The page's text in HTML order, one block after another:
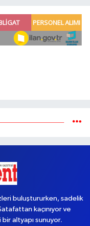
buluştururken, sadelik
kaçınıyor ve
altyapı sunuyor.